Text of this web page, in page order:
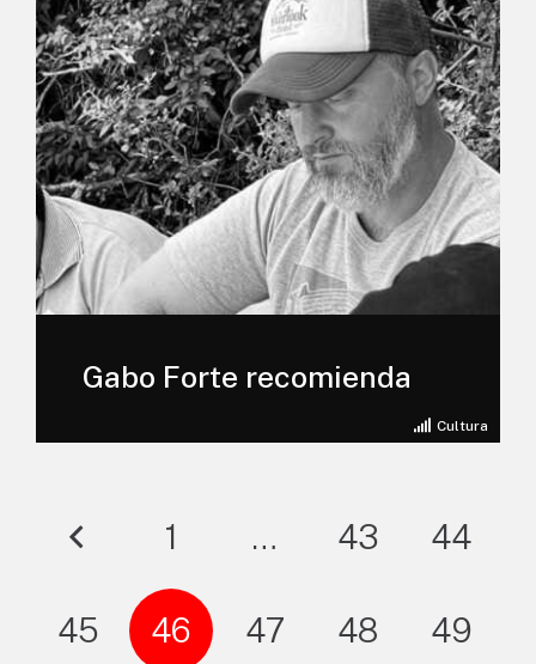
Cultura
Gabo Forte recomienda
1 … 43 44
45 46 47 48 49